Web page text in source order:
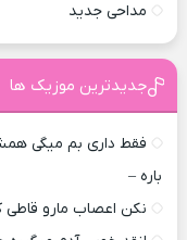
مداحی جدید
جدیدترین موزیک ها
فقط داری بم میگی
باره –
نکن اعصاب مارو قاطی